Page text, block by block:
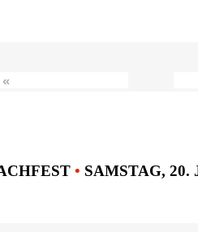
«
• SAMSTAG, 20.